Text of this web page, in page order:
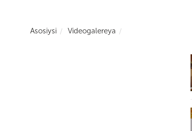
Asosiysi Videogalereya